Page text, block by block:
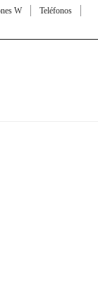
W
Teléfonos